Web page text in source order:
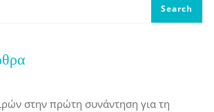
στην πρώτη συνάντηση για τη